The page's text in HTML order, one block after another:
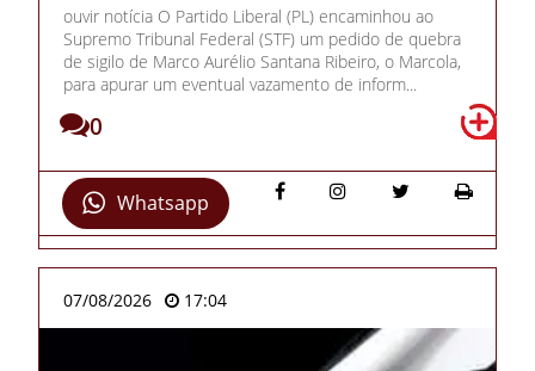
ouvir notícia O Partido Liberal (PL) encaminhou ao
Supremo Tribunal Federal (STF) um pedido de quebra
de sigilo de Marco Aurélio Santana Ribeiro, o Marcola,
para apurar um eventual vazamento de inform...
0
Whatsapp
07/08/2026 17:04